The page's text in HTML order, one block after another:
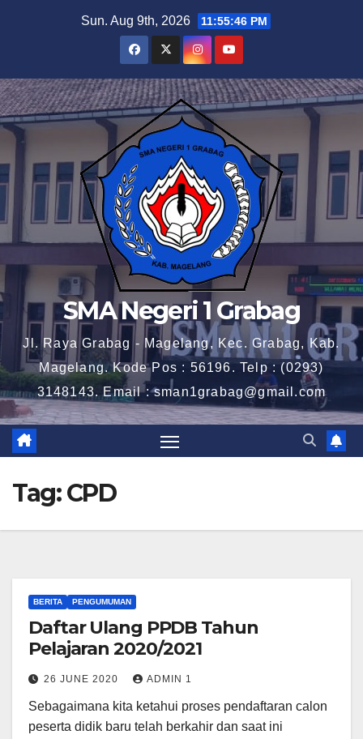
Sun. Aug 9th, 2026 11:55:47 PM
SMA Negeri 1 Grabag
Jl. Raya Grabag - Magelang, Kec. Grabag, Kab.
Magelang. Kode Pos : 56196. Telp : (0293)
3148143. Email : sman1grabag@gmail.com
Tag:CPD
BERITA PENGUMUMAN
Daftar Ulang PPDB Tahun
Pelajaran 2020/2021
26 JUNE 2020 ADMIN 1
Sebagaimana kita ketahui proses pendaftaran calon
peserta didik baru telah berkahir dan saat ini